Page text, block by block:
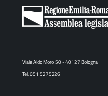
Viale Aldo Moro, 50 - 40127 Bologna
Tel. 051 5275226